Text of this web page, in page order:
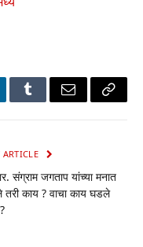
TumblrEmail Copy
ARTICLE
संग्राम जगताप यांच्या मनात
तरी काय ? वाचा काय घडले